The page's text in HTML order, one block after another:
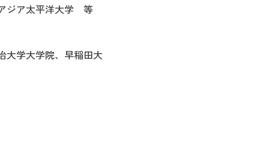
ジア太平洋大学 等
大学大学院、早稲田大